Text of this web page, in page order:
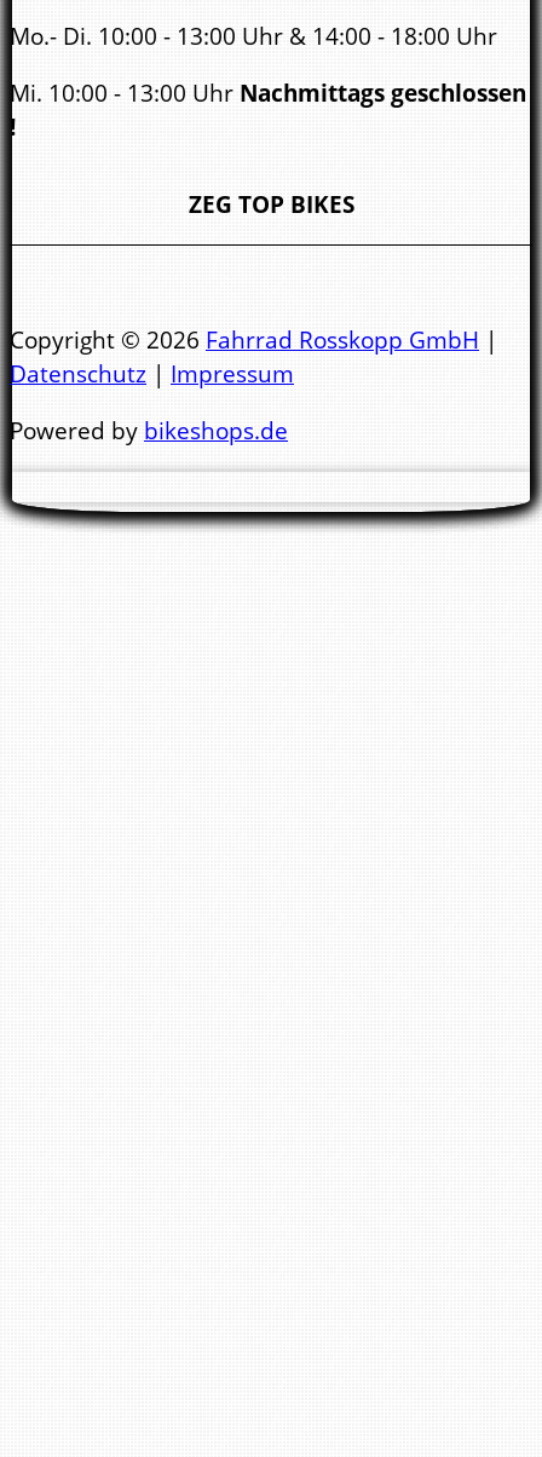
Mo.- Di. 10:00 - 13:00 Uhr & 14:00 - 18:00 Uhr
Mi. 10:00 - 13:00 Uhr Nachmittags geschlossen
!
Sa.10:00 - 14.00 Uhr
Mi. 9:00 - 13:00 UhrNachmittags geschlossen !
Do. - Fr. 9:00 - 13:00 Uhr & 14:00 - 18:00 Uhr
ZEG TOP BIKES
Copyright © 2026 Fahrrad Rosskopp GmbH |
Datenschutz | Impressum
Powered by bikeshops.de